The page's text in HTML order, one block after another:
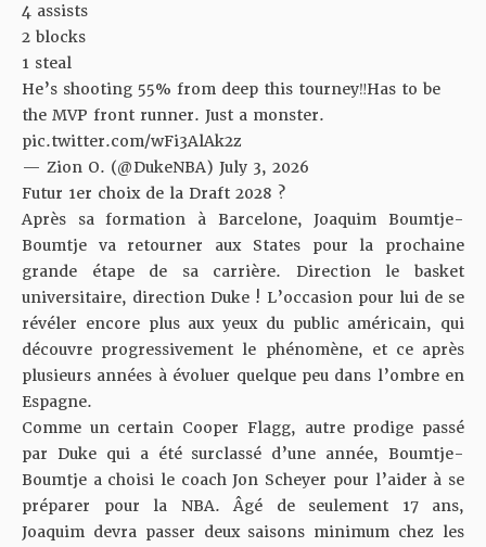
4 assists
2 blocks
1 steal
He’s shooting 55% from deep this tourney‼️Has to be
the MVP front runner. Just a monster.
pic.twitter.com/wFi3AlAk2z
— Zion O. (@DukeNBA) July 3, 2026
Futur 1er choix de la Draft 2028 ?
Après sa formation à Barcelone, Joaquim Boumtje-
Boumtje va retourner aux States pour la prochaine
grande étape de sa carrière. Direction le basket
universitaire, direction Duke ! L’occasion pour lui de se
révéler encore plus aux yeux du public américain, qui
découvre progressivement le phénomène, et ce après
plusieurs années à évoluer quelque peu dans l’ombre en
Espagne.
Comme un certain Cooper Flagg, autre prodige passé
par Duke qui a été surclassé d’une année, Boumtje-
Boumtje a choisi le coach Jon Scheyer pour l’aider à se
préparer pour la NBA. Âgé de seulement 17 ans,
Joaquim devra passer deux saisons minimum chez les